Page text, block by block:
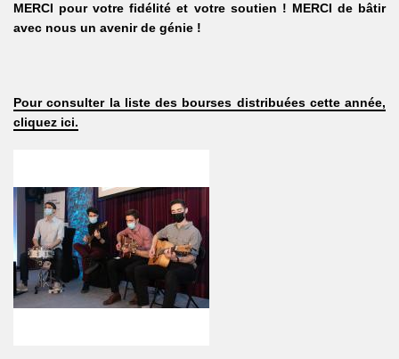
MERCI pour votre fidélité et votre soutien ! MERCI de bâtir
avec nous un avenir de génie !
Pour consulter la liste des bourses distribuées cette année,
cliquez ici.